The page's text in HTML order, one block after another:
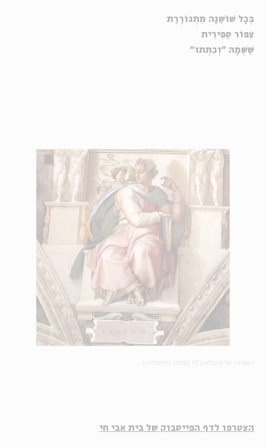
בְּכָל שׁוֹשַׁנָּה מִתְגּוֹרֶרֶת
צִפּוֹר סַפִּירִית
שֶׁשְּׁמָהּ "וְכִתְּתוּ"
הצטרפו לדף הפייסבוק של בית אבי חי